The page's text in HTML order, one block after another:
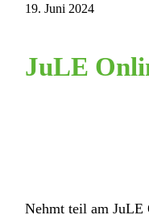
19. Juni 2024
JuLE
Nehmt teil am JuLE